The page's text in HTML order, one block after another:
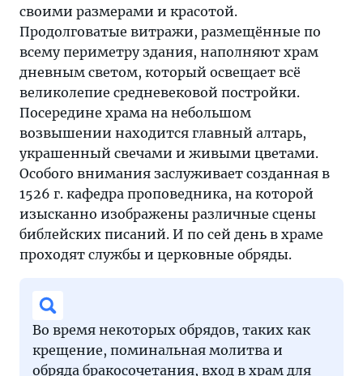
своими размерами и красотой.
Продолговатые витражи, размещённые по
всему периметру здания, наполняют храм
дневным светом, который освещает всё
великолепие средневековой постройки.
Посередине храма на небольшом
возвышении находится главный алтарь,
украшенный свечами и живыми цветами.
Особого внимания заслуживает созданная в
1526 г. кафедра проповедника, на которой
изысканно изображены различные сцены
библейских писаний. И по сей день в храме
проходят службы и церковные обряды.
Во время некоторых обрядов, таких как
крещение, поминальная молитва и
обряда бракосочетания, вход в храм для